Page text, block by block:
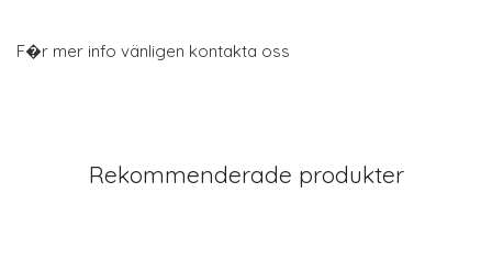
F�r mer info vänligen kontakta oss
Rekommenderade produkter